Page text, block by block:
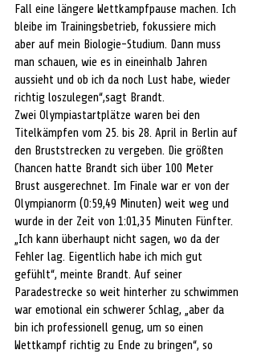
Fall eine längere Wettkampfpause machen. Ich
bleibe im Trainingsbetrieb, fokussiere mich
aber auf mein Biologie-Studium. Dann muss
man schauen, wie es in eineinhalb Jahren
aussieht und ob ich da noch Lust habe, wieder
richtig loszulegen“,sagt Brandt.
Zwei Olympiastartplätze waren bei den
Titelkämpfen vom 25. bis 28. April in Berlin auf
den Bruststrecken zu vergeben. Die größten
Chancen hatte Brandt sich über 100 Meter
Brust ausgerechnet. Im Finale war er von der
Olympianorm (0:59,49 Minuten) weit weg und
wurde in der Zeit von 1:01,35 Minuten Fünfter.
„Ich kann überhaupt nicht sagen, wo da der
Fehler lag. Eigentlich habe ich mich gut
gefühlt“, meinte Brandt. Auf seiner
Paradestrecke so weit hinterher zu schwimmen
war emotional ein schwerer Schlag, „aber da
bin ich professionell genug, um so einen
Wettkampf richtig zu Ende zu bringen“, so